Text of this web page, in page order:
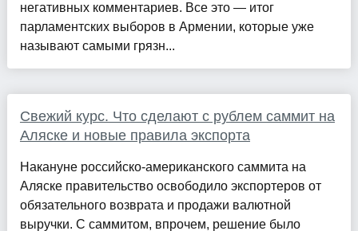
негативных комментариев. Все это — итог
парламентских выборов в Армении, которые уже
называют самыми грязн...
Свежий курс. Что сделают с рублем саммит на
Аляске и новые правила экспорта
Накануне российско-американского саммита на
Аляске правительство освободило экспортеров от
обязательного возврата и продажи валютной
выручки. С саммитом, впрочем, решение было